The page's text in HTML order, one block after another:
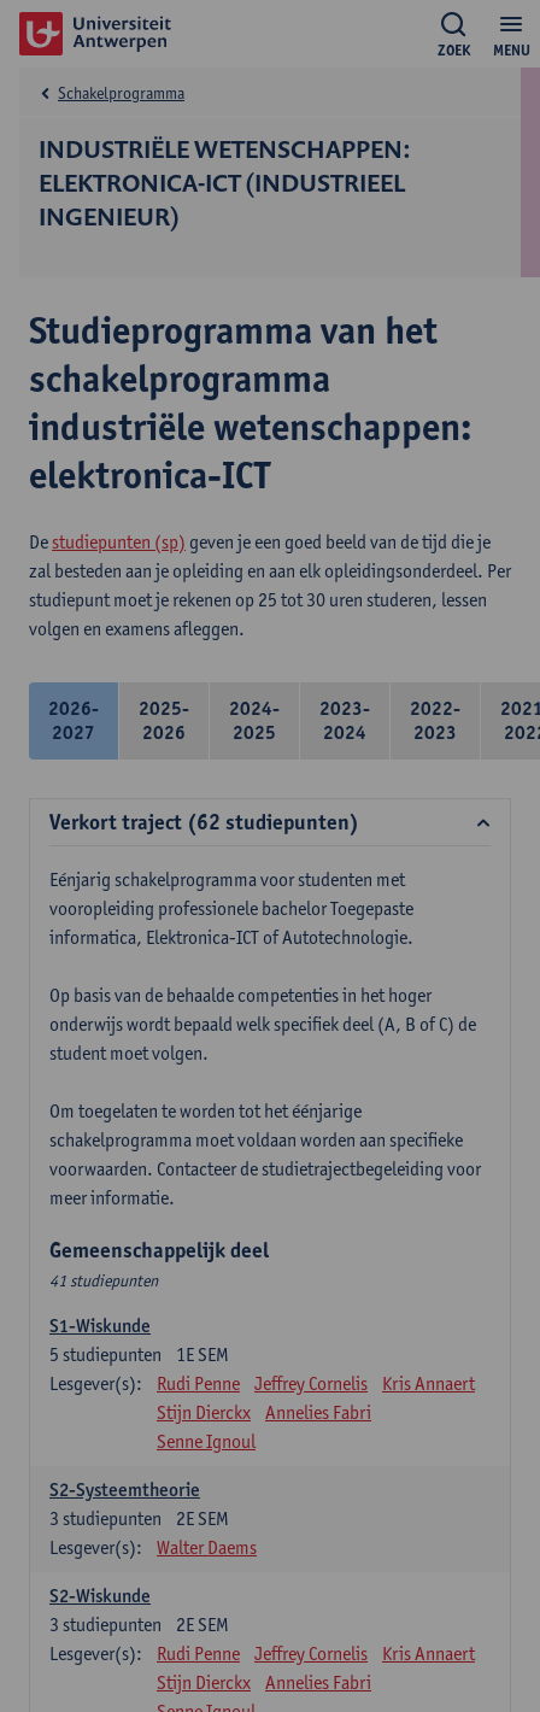
MENU
ZOEK
INDUSTRIËLE WETENSCHAPPEN:
ELEKTRONICA-ICT (INDUSTRIEEL
INGENIEUR)
Schakelprogramma
Studieprogramma van het
schakelprogramma
industriële wetenschappen:
elektronica-ICT
De studiepunten (sp) geven je een goed beeld van de tijd die je
zal besteden aan je opleiding en aan elk opleidingsonderdeel. Per
studiepunt moet je rekenen op 25 tot 30 uren studeren, lessen
volgen en examens afleggen.
2026-
2027
2025-
2026
2024-
2025
2023-
2024
2022-
2023
Verkort traject (62 studiepunten)
Eénjarig schakelprogramma voor studenten met
vooropleiding professionele bachelor Toegepaste
informatica, Elektronica-ICT of Autotechnologie.
Op basis van de behaalde competenties in het hoger
onderwijs wordt bepaald welk specifiek deel (A, B of C) de
student moet volgen.
Om toegelaten te worden tot het éénjarige
schakelprogramma moet voldaan worden aan specifieke
voorwaarden. Contacteer de studietrajectbegeleiding voor
meer informatie.
Gemeenschappelijk deel
41 studiepunten
S1-Wiskunde
1E SEM
5 studiepunten
Lesgever(s):
Rudi Penne Jeffrey Cornelis
Kris Annaert
Stijn Dierckx
Annelies Fabri
Senne Ignoul
S2-Systeemtheorie
2E SEM
3 studiepunten
Lesgever(s):
Walter Daems
S2-Wiskunde
2E SEM
3 studiepunten
Lesgever(s):
Rudi Penne Jeffrey Cornelis
Kris Annaert
Stijn Dierckx
Annelies Fabri